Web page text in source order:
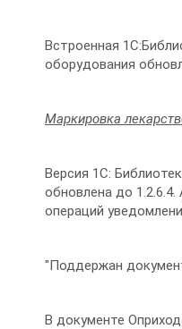
Встроенная
оборудования
Маркировка
Версия 1С:
обновлена до
операций
"Поддержан
В документе